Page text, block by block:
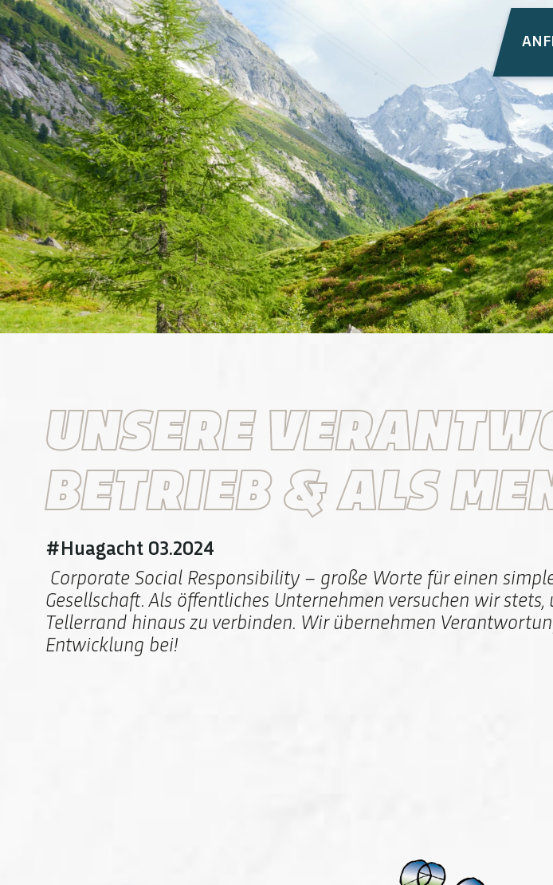
UNSERE
BETRIEB & ALS
#Huagacht 03.2024
Corporate Social Responsibility – große Worte für einen
Gesellschaft. Als öffentliches Unternehmen versuchen wir
Tellerrand hinaus zu verbinden. Wir übernehmen
Entwicklung bei!